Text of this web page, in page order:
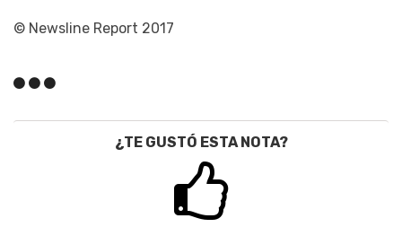
© Newsline Report 2017
¿TE GUSTÓ ESTA NOTA?